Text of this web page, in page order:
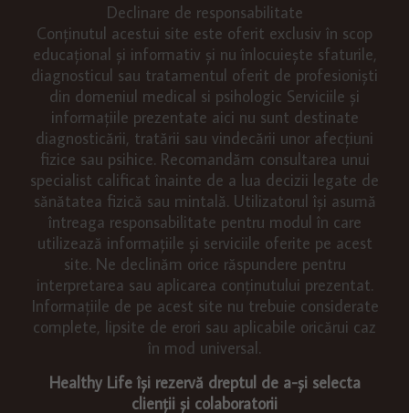
Declinare de responsabilitate
Conținutul acestui site este oferit exclusiv în scop
educațional și informativ și nu înlocuiește sfaturile,
diagnosticul sau tratamentul oferit de profesioniști
din domeniul medical si psihologic Serviciile și
informațiile prezentate aici nu sunt destinate
diagnosticării, tratării sau vindecării unor afecțiuni
fizice sau psihice. Recomandăm consultarea unui
specialist calificat înainte de a lua decizii legate de
sănătatea fizică sau mintală. Utilizatorul își asumă
întreaga responsabilitate pentru modul în care
utilizează informațiile și serviciile oferite pe acest
site. Ne declinăm orice răspundere pentru
interpretarea sau aplicarea conținutului prezentat.
Informațiile de pe acest site nu trebuie considerate
complete, lipsite de erori sau aplicabile oricărui caz
în mod universal.
Healthy Life își rezervă dreptul de a-și selecta
clienții și colaboratorii